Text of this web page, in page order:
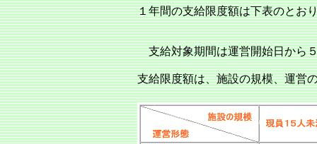
１年間の支給限度額は下表のとお
支給対象期間は運営開始日から
支給限度額は、施設の規模、運営